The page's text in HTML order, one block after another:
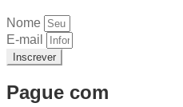
Nome
E-mail
Inscrever
Pague com